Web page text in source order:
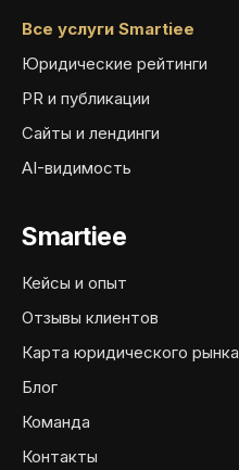
Все услуги Smartiee
Юридические рейтинги
PR и публикации
Сайты и лендинги
AI-видимость
Smartiee
Кейсы и опыт
Отзывы клиентов
Карта юридического рынка
Блог
Команда
Контакты